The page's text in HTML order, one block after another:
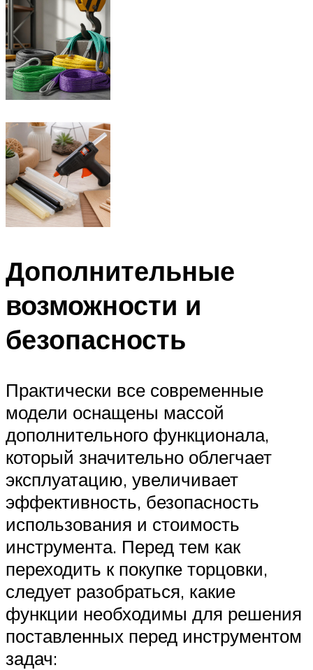
Дополнительные
возможности и
безопасность
Практически все современные
модели оснащены массой
дополнительного функционала,
который значительно облегчает
эксплуатацию, увеличивает
эффективность, безопасность
использования и стоимость
инструмента. Перед тем как
переходить к покупке торцовки,
следует разобраться, какие
функции необходимы для решения
поставленных перед инструментом
задач: